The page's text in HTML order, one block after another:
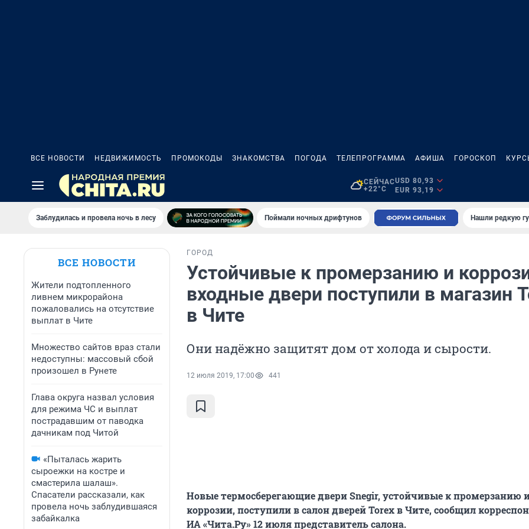
ВСЕ НОВОСТИ НЕДВИЖИМОСТЬ ПРОМОКОДЫ ЗНАКОМСТВА ПОГОДА ТЕЛЕПРОГРАММА АФИША ГОРОСКОП
СЕЙЧАС
+22°C
USD 80,93
EUR 93,19
Заблудилась и провела ночь в лесу Поймали ночных дрифтунов Нашли редкую
ВСЕ НОВОСТИ
Жители подтопленного
ливнем микрорайона
пожаловались на отсутствие
выплат в Чите
Множество сайтов враз стали
недоступны: массовый сбой
произошел в Рунете
Глава округа назвал условия
для режима ЧС и выплат
пострадавшим от паводка
дачникам под Читой
«Пыталась жарить
сыроежки на костре и
смастерила шалаш».
Спасатели рассказали, как
провела ночь заблудившаяся
забайкалка
ГОРОД
Устойчивые к промерзанию и
входные двери поступили в магазин
в Чите
Они надёжно защитят дом от холода и сырости.
12 июля 2019, 17:00 441
Новые термосберегающие двери Snegir, устойчивые к промерзанию
коррозии, поступили в салон дверей Torex в Чите, сообщил
ИА «Чита.Ру» 12 июля представитель салона.